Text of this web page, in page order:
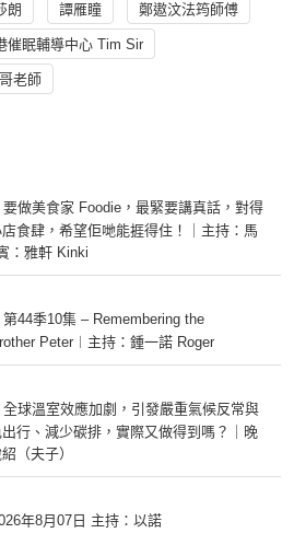
朗 譚雁瞳 鄭遨汶法筠師傅
催眠輔導中心 Tim Sir
老師
要做美食家 Foodie，最緊要講真話，對得
食肆，希望佢哋能捱得住！｜主持：馬
：雅軒 Kinki
第44季10集 – Remembering the
Peter︱主持：鍾一諾 Roger
全球溫室效應加劇，引發嚴重氣候反常與
行、減少碳排，實際又做得到嗎？｜晚
（夫子）
年8月07日 主持：以諾